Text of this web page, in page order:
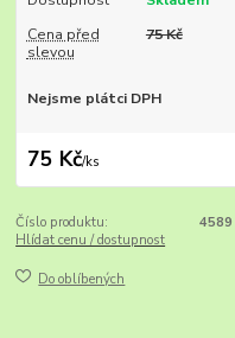
Cena před
slevou
75 Kč
Nejsme plátci DPH
75 Kč/ks
Číslo produktu:
4589
Hlídat cenu / dostupnost
Do oblíbených